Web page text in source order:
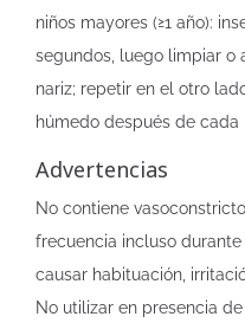
niños mayores (≥1 año):
segundos, luego limpiar o
nariz; repetir en el otro
húmedo después de cada
Advertencias
No contiene
frecuencia incluso
causar habituación,
No utilizar en presencia